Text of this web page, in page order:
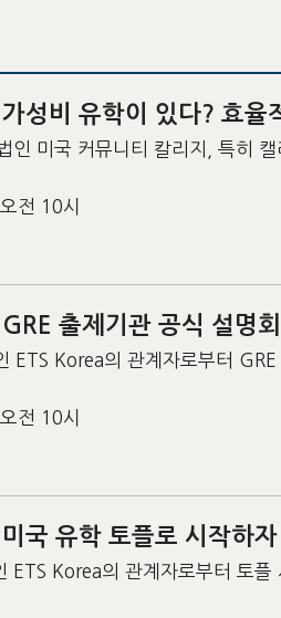
성비 유학이 있다? 효율
인 미국 커뮤니티 칼리지, 특히
전 10시
출제기관 공식 설명회
ETS Korea의 관계자로부터
전 10시
국 유학 토플로 시작하
ETS Korea의 관계자로부터 토